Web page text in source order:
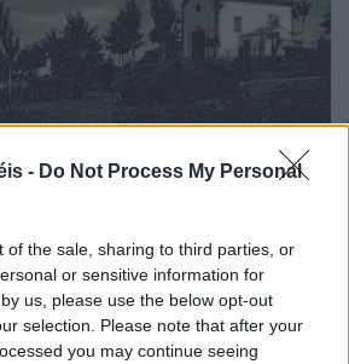
- Do Not Process My Personal
of the sale, sharing to third parties, or
or sensitive information for
us, please use the below opt-out
selection. Please note that after your
you may continue seeing
à maior festa dos oliveirenses